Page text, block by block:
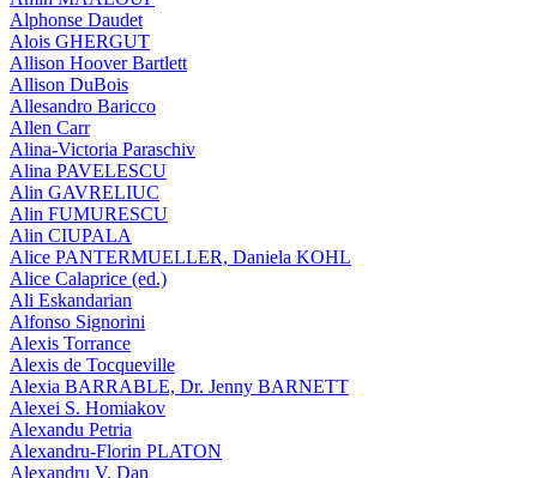
Alphonse Daudet
Alois GHERGUT
Allison Hoover Bartlett
Allison DuBois
Allesandro Baricco
Allen Carr
Alina-Victoria Paraschiv
Alina PAVELESCU
Alin GAVRELIUC
Alin FUMURESCU
Alin CIUPALA
Alice PANTERMUELLER, Daniela KOHL
Alice Calaprice (ed.)
Ali Eskandarian
Alfonso Signorini
Alexis Torrance
Alexis de Tocqueville
Alexia BARRABLE, Dr. Jenny BARNETT
Alexei S. Homiakov
Alexandu Petria
Alexandru-Florin PLATON
Alexandru V. Dan